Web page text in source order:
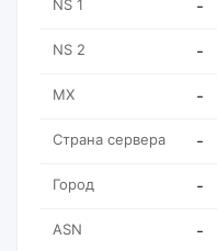
NS 1 -
NS 2 -
MX -
Страна сервера -
Город -
ASN -